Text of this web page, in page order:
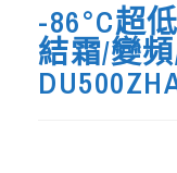
-86°C超
結霜/變